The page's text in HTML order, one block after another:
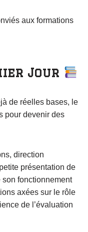
aux formations
Jour
de réelles bases, le
pour devenir des
direction
présentation de
son fonctionnement
axées sur le rôle
de l’évaluation